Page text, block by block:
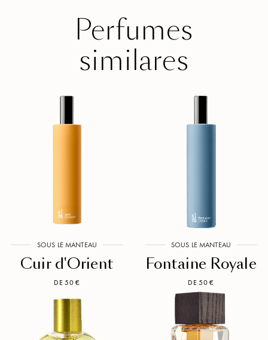
Perfumes
similares
SOUS LE MANTEAU
Cuir d'Orient
DE 50 €
SOUS LE MANTEAU
Fontaine Royale
DE 50 €